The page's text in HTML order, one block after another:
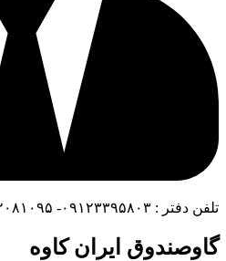
تلفن دفتر : ۰۹۱۲۳۳۹۵۸۰۳- 021۲۲۰۸۱۰۹۵
گاوصندوق ایران کاوه